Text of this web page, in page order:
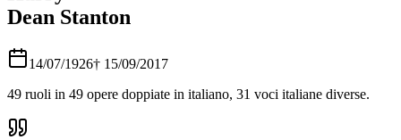
Dean Stanton
14/07/1926† 15/09/2017
49 ruoli in 49 opere doppiate in italiano, 31 voci italiane diverse.